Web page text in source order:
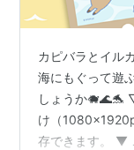
カピバラとイル
海にもぐって遊
しょうか🐗🌊🐬
け（
存できます。 ▼